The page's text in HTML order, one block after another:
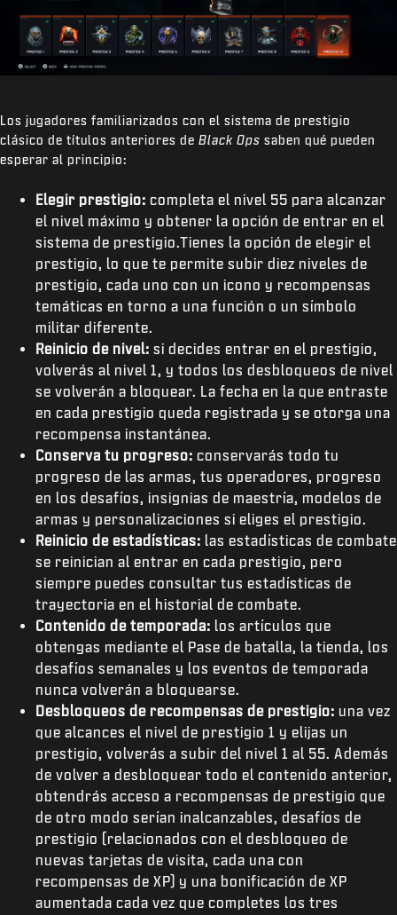
Los jugadores familiarizados con el sistema de prestigio
clásico de títulos anteriores de Black Ops saben qué pueden
esperar al principio:
Elegir prestigio: completa el nivel 55 para alcanzar
el nivel máximo y obtener la opción de entrar en el
sistema de prestigio.Tienes la opción de elegir el
prestigio, lo que te permite subir diez niveles de
prestigio, cada uno con un icono y recompensas
temáticas en torno a una función o un símbolo
militar diferente.
Reinicio de nivel: si decides entrar en el prestigio,
volverás al nivel 1, y todos los desbloqueos de nivel
se volverán a bloquear. La fecha en la que entraste
en cada prestigio queda registrada y se otorga una
recompensa instantánea.
Conserva tu progreso: conservarás todo tu
progreso de las armas, tus operadores, progreso
en los desafíos, insignias de maestría, modelos de
armas y personalizaciones si eliges el prestigio.
Reinicio de estadísticas: las estadísticas de combate
se reinician al entrar en cada prestigio, pero
siempre puedes consultar tus estadísticas de
trayectoria en el historial de combate.
Contenido de temporada: los artículos que
obtengas mediante el Pase de batalla, la tienda, los
desafíos semanales y los eventos de temporada
nunca volverán a bloquearse.
Desbloqueos de recompensas de prestigio: una vez
que alcances el nivel de prestigio 1 y elijas un
prestigio, volverás a subir del nivel 1 al 55. Además
de volver a desbloquear todo el contenido anterior,
obtendrás acceso a recompensas de prestigio que
de otro modo serían inalcanzables, desafíos de
prestigio (relacionados con el desbloqueo de
nuevas tarjetas de visita, cada una con
recompensas de XP) y una bonificación de XP
aumentada cada vez que completes los tres